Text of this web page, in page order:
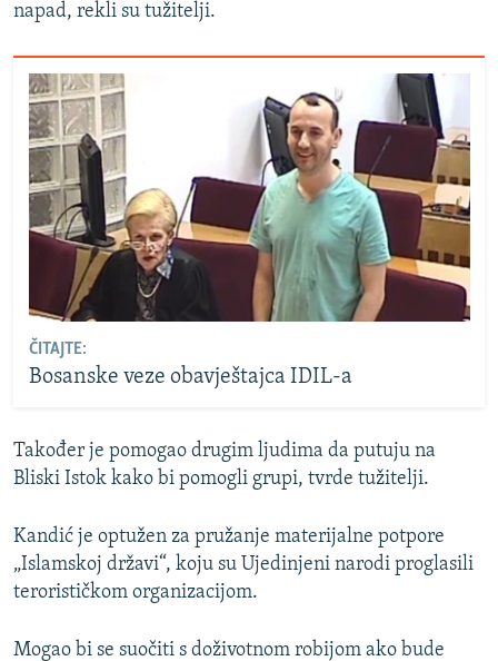
napad, rekli su tužitelji.
ČITAJTE:
Bosanske veze obavještajca IDIL-a
Također je pomogao drugim ljudima da putuju na
Bliski Istok kako bi pomogli grupi, tvrde tužitelji.
Kandić je optužen za pružanje materijalne potpore
„Islamskoj državi“, koju su Ujedinjeni narodi proglasili
terorističkom organizacijom.
Mogao bi se suočiti s doživotnom robijom ako bude